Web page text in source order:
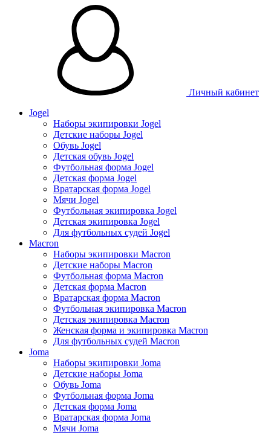
Личный кабинет
Jogel
Наборы экипировки Jogel
Детские наборы Jogel
Обувь Jogel
Детская обувь Jogel
Футбольная форма Jogel
Детская форма Jogel
Вратарская форма Jogel
Мячи Jogel
Футбольная экипировка Jogel
Детская экипировка Jogel
Для футбольных судей Jogel
Macron
Наборы экипировки Macron
Детские наборы Macron
Футбольная форма Macron
Детская форма Macron
Вратарская форма Macron
Футбольная экипировка Macron
Детская экипировка Macron
Женская форма и экипировка Macron
Для футбольных судей Macron
Joma
Наборы экипировки Joma
Детские наборы Joma
Обувь Joma
Футбольная форма Joma
Детская форма Joma
Вратарская форма Joma
Мячи Joma